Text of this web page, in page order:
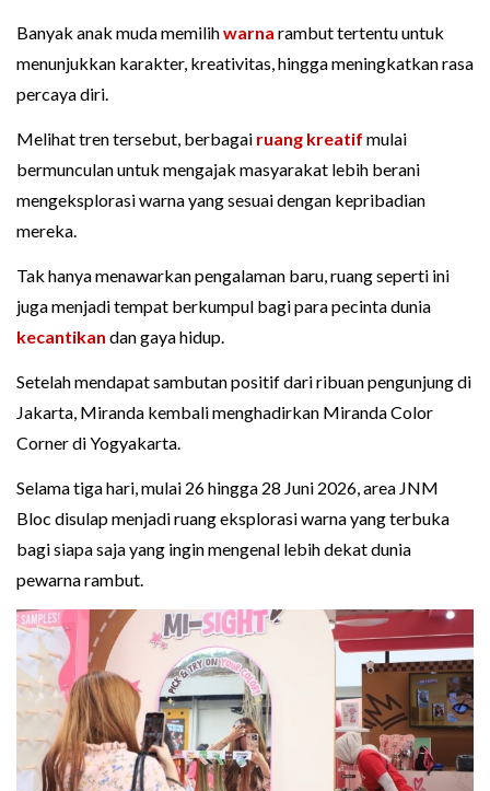
Banyak anak muda memilihwarna rambut tertentu untuk
menunjukkan karakter, kreativitas, hingga meningkatkan rasa
percaya diri.
Melihat tren tersebut, berbagai ruang kreatif mulai
bermunculan untuk mengajak masyarakat lebih berani
mengeksplorasi warna yang sesuai dengan kepribadian
mereka.
Tak hanya menawarkan pengalaman baru, ruang seperti ini
juga menjadi tempat berkumpul bagi para pecinta dunia
kecantikan dan gaya hidup.
Setelah mendapat sambutan positif dari ribuan pengunjung di
Jakarta, Miranda kembali menghadirkan Miranda Color
Corner di Yogyakarta.
Selama tiga hari, mulai 26 hingga 28 Juni 2026, area JNM
Bloc disulap menjadi ruang eksplorasi warna yang terbuka
bagi siapa saja yang ingin mengenal lebih dekat dunia
pewarna rambut.